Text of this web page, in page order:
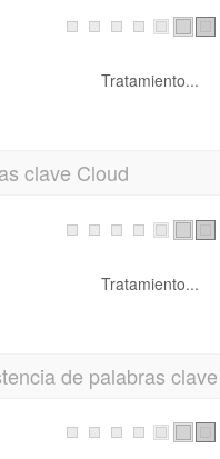
Tratamiento...
clave Cloud
Tratamiento...
de palabras clave